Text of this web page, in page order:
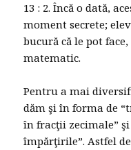
13 : 2. Încă o dată,
moment secrete;
bucură că le pot
matematic.
Pentru a mai
dăm şi în forma de
în fracţii zecimale”
împărţirile”. Astfel